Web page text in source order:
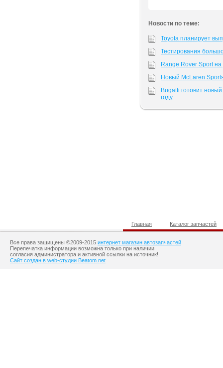
Новости по теме:
Toyota планирует
Тестирования
Range Rover Sport
Новый McLaren
Bugatti готовит
году
Главная Каталог запчастей
Все права защищены ©2009-2015 интернет магазин автозапчастей
Перепечатка информации возможна только при наличии
согласия администратора и активной ссылки на источник!
Сайт создан в web-студии Beatom.net